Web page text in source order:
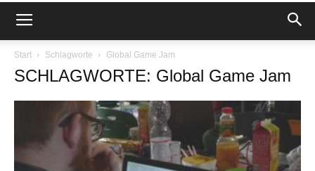
Start Schlagworte Global Game Jam
SCHLAGWORTE: Global Game Jam